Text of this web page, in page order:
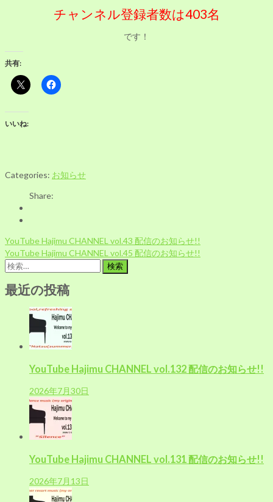
チャンネル登録者数は403名
です！
共有:
いいね:
Categories: お知らせ
Share:
投
稿
ナ
ビ
ゲ
ー
YouTube Hajimu CHANNEL vol.43 配信のお知らせ!!
YouTube Hajimu CHANNEL vol.45 配信のお知らせ!!
検
最近の投稿
YouTube Hajimu CHANNEL vol.132 配信のお知らせ!!
2026年7月30日
YouTube Hajimu CHANNEL vol.131 配信のお知らせ!!
2026年7月13日